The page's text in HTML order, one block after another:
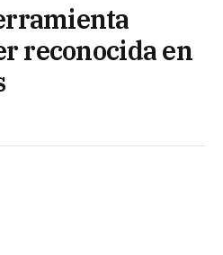
reconocida en